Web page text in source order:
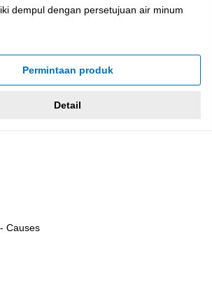
dempul dengan persetujuan air minum
Permintaan produk
Detail
Causes